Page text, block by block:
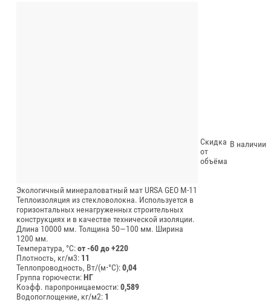
Экологичный минераловатный мат URSA GEO М-11
Теплоизоляция из стекловолокна. Используется в
горизонтальных ненагруженных строительных
конструкциях и в качестве технической изоляции.
Длина 10000 мм. Толщина 50—100 мм. Ширина
1200 мм.
Температура, °C:от -60 до +220
Плотность, кг/м3: 11
Теплопроводность, Вт/(м⋅°С):0,04
Группа горючести:НГ
Коэфф. паропроницаемости:0,589
Водопоглощение, кг/м2: 1
Скидка
от
объёма
В наличии